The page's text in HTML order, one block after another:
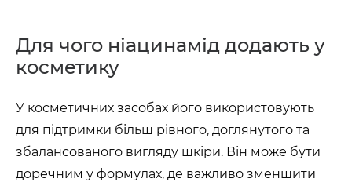
Для чого ніацинамід додають у
косметику
У косметичних засобах його використовують
для підтримки більш рівного, доглянутого та
збалансованого вигляду шкіри. Він може бути
доречним у формулах, де важливо зменшити